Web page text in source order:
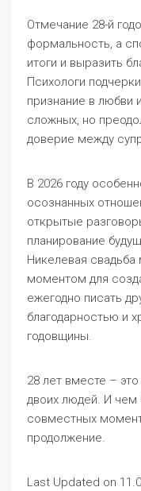
Отмечание 28-й
формальность, а
итоги и выразить
Психологи
признание в любви
сложных, но
доверие между
В 2026 году
осознанных
открытые
планирование
Никелевая
моментом для
ежегодно писать
благодарностью и
годовщины.
28 лет вместе –
двоих людей. И чем
совместных
продолжение.
Last Updated on